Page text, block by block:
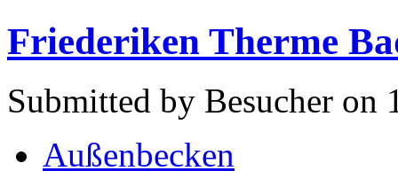
Friederiken Therme
Submitted by Besucher on
Außenbecken